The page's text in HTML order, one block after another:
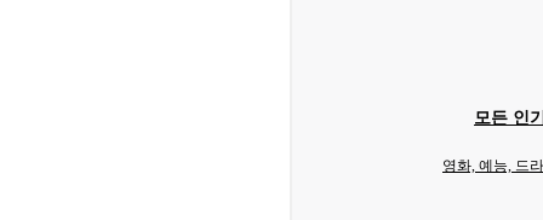
모든 인
영화, 예능, 드